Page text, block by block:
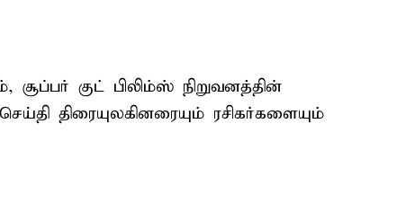
சூப்பர் குட் பிலிம்ஸ் நிறுவனத்தின்
திரையுலகினரையும் ரசிகர்களையும்